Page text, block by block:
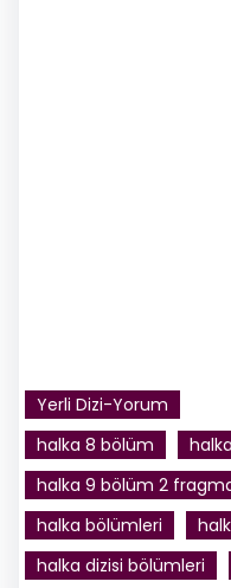
Yerli Dizi-Yorum
halka 8 bölüm
halka 9 bölüm 2
halka bölümleri
halka dizisi bölümleri